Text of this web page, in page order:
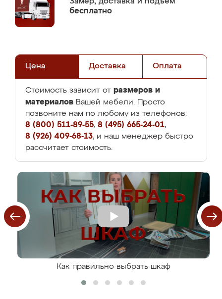
бесплатно
Цена Доставка Оплата
Стоимость зависит от размеров и
материалов Вашей мебели. Просто
позвоните нам по любому из телефонов:
8 (800) 511-89-55, 8 (495) 665-24-01,
8 (926) 409-68-13, и наш менеджер быстро
рассчитает стоимость.
Как правильно выбрать шкаф